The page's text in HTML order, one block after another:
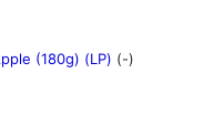
(180g) (LP) (-)